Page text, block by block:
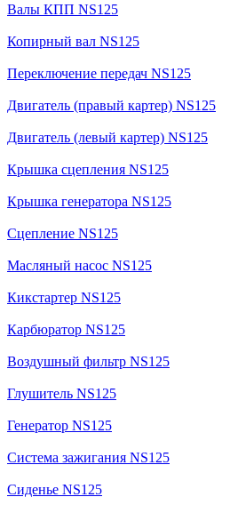
Валы КПП NS125
Копирный вал NS125
Переключение передач NS125
Двигатель (правый картер) NS125
Двигатель (левый картер) NS125
Крышка сцепления NS125
Крышка генератора NS125
Сцепление NS125
Масляный насос NS125
Кикстартер NS125
Карбюратор NS125
Воздушный фильтр NS125
Глушитель NS125
Генератор NS125
Система зажигания NS125
Сиденье NS125